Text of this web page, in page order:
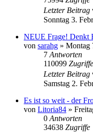
Letzter Beitrag
Sonntag 3.
NEUE Frage! Denkt
von sarahg » Montag
7 Antworten
110099 Zugriffe
Letzter Beitrag
Samstag 2.
Es ist so weit - der
von Litoria84 »
0 Antworten
34638 Zugriffe